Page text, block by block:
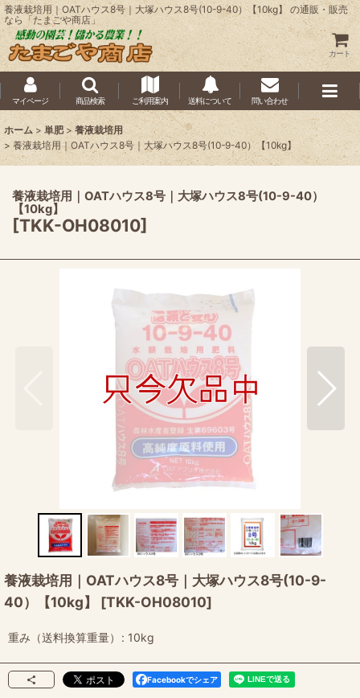
養液栽培用｜OATハウス8号｜大塚ハウス8号(10-9-40）【10kg】 の通販・販売
なら「たまごや商店」
カート
マイページ 商品検索 ご利用案内 送料について 問い合わせ
ホーム > 単肥 > 養液栽培用
> 養液栽培用｜OATハウス8号｜大塚ハウス8号(10-9-40）【10kg】
養液栽培用｜OATハウス8号｜大塚ハウス8号(10-9-40）
【10kg】
[TKK-OH08010]
養液栽培用｜OATハウス8号｜大塚ハウス8号(10-9-
40）【10kg】
[TKK-OH08010]
重み（送料換算重量） : 10kg
Facebookでシェア